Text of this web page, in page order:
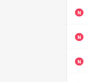
N
N
N